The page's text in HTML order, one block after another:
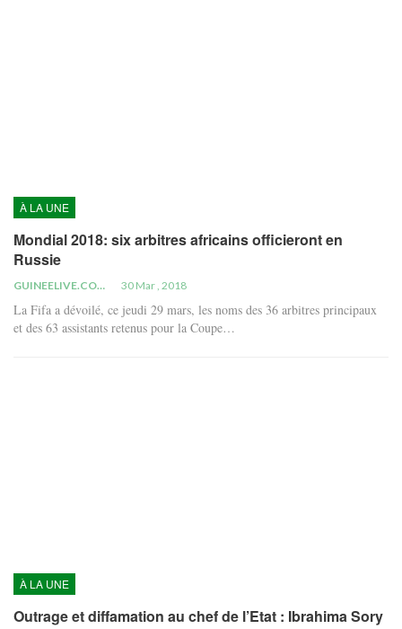
À LA UNE
Mondial 2018: six arbitres africains officieront en
Russie
GUINEELIVE.COM 30 Mar , 2018
La Fifa a dévoilé, ce jeudi 29 mars, les noms des 36 arbitres principaux
et des 63 assistants retenus pour la Coupe…
À LA UNE
Outrage et diffamation au chef de l’Etat : Ibrahima Sory